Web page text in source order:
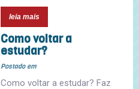
leia mais
Como voltar a
estudar?
Postado em
Como voltar a estudar? Faz